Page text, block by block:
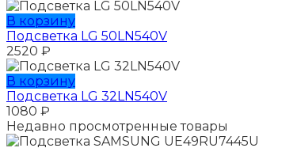
В корзину
Подсветка LG 50LN540V
2520 ₽
В корзину
Подсветка LG 32LN540V
1080 ₽
Недавно просмотренные товары